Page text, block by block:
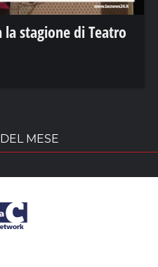
stagione di Teatro
MESE